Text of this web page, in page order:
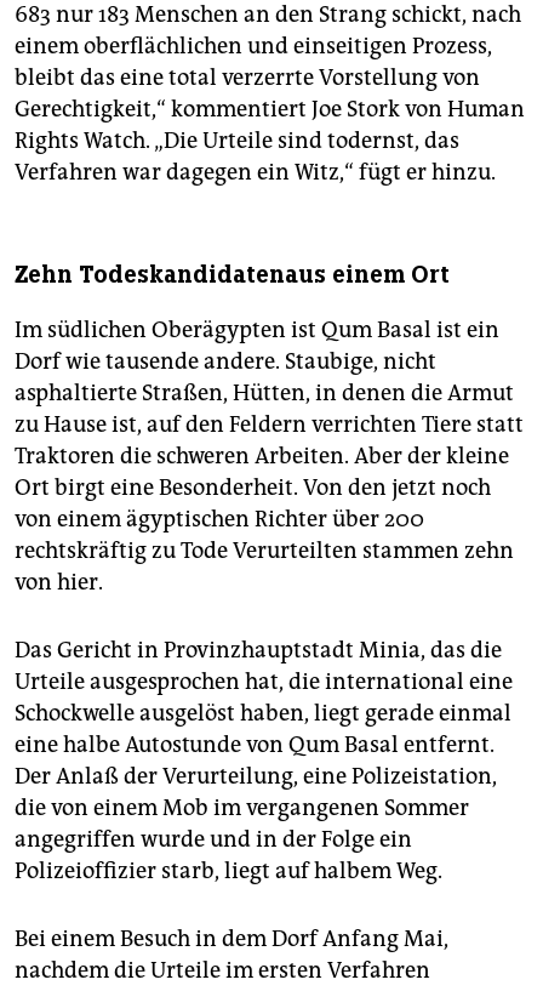
683 nur 183 Menschen an den Strang schickt, nach
einem oberflächlichen und einseitigen Prozess,
bleibt das eine total verzerrte Vorstellung von
Gerechtigkeit,“ kommentiert Joe Stork von Human
Rights Watch. „Die Urteile sind todernst, das
Verfahren war dagegen ein Witz,“ fügt er hinzu.
Zehn Todeskandidatenaus einem Ort
Im südlichen Oberägypten ist Qum Basal ist ein
Dorf wie tausende andere. Staubige, nicht
asphaltierte Straßen, Hütten, in denen die Armut
zu Hause ist, auf den Feldern verrichten Tiere statt
Traktoren die schweren Arbeiten. Aber der kleine
Ort birgt eine Besonderheit. Von den jetzt noch
von einem ägyptischen Richter über 200
rechtskräftig zu Tode Verurteilten stammen zehn
von hier.
Das Gericht in Provinzhauptstadt Minia, das die
Urteile ausgesprochen hat, die international eine
Schockwelle ausgelöst haben, liegt gerade einmal
eine halbe Autostunde von Qum Basal entfernt.
Der Anlaß der Verurteilung, eine Polizeistation,
die von einem Mob im vergangenen Sommer
angegriffen wurde und in der Folge ein
Polizeioffizier starb, liegt auf halbem Weg.
Bei einem Besuch in dem Dorf Anfang Mai,
nachdem die Urteile im ersten Verfahren